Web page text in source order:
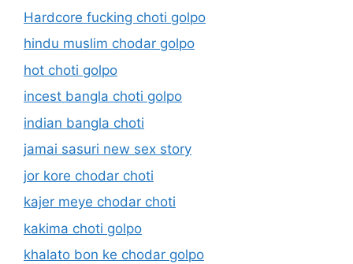
Hardcore fucking choti golpo
hindu muslim chodar golpo
hot choti golpo
incest bangla choti golpo
indian bangla choti
jamai sasuri new sex story
jor kore chodar choti
kajer meye chodar choti
kakima choti golpo
khalato bon ke chodar golpo